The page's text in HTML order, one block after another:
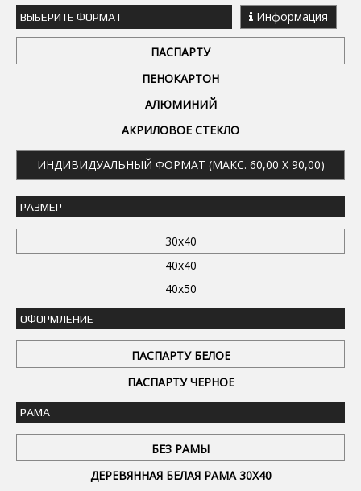
ВЫБЕРИТЕ ФОРМАТ Информация
ПАСПАРТУ
ПЕНОКАРТОН
АЛЮМИНИЙ
АКРИЛОВОЕ СТЕКЛО
ИНДИВИДУАЛЬНЫЙ ФОРМАТ (МАКС. 60,00 X 90,00)
РАЗМЕР
30x40
40x40
40x50
ОФОРМЛЕНИЕ
ПАСПАРТУ БЕЛОЕ
ПАСПАРТУ ЧЕРНОЕ
РАМА
БЕЗ РАМЫ
ДЕРЕВЯННАЯ БЕЛАЯ РАМА 30Х40